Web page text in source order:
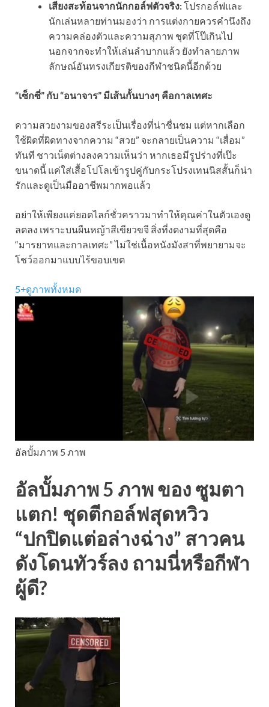
เสียงสะท้อนจากนักกอล์ฟตัวจริง:โปรกอล์ฟและ
นักเล่นหลายท่านมองว่า การแต่งกายควรคำนึงถึง
ความคล่องตัวและความสุภาพ ชุดที่โป๊เกินไป
นอกจากจะทำให้เล่นลำบากแล้ว ยังทำลายภาพ
ลักษณ์อันทรงเกียรติของกีฬาชนิดนี้อีกด้วย
“เซ็กซี่” กับ “อนาจาร” มีเส้นกั้นบางๆ คือกาลเทศะ
ความสวยงามของสรีระเป็นเรื่องที่น่าชื่นชม แต่หากเลือก
ใช้ผิดที่ผิดทางจากความ “สวย” จะกลายเป็นความ “เสื่อม”
ทันที ชาวเน็ตต่างลงความเห็นว่า หากเธอมีรูปร่างที่เป๊ะ
ขนาดนี้ แค่ใส่เสื้อโปโลเข้ารูปคู่กับกระโปรงเทนนิสสั้นก็น่า
รักและดูเป็นมืออาชีพมากพอแล้ว
อย่าให้เพียงแค่ยอดไลก์ชั่วคราวมาทำให้คุณค่าในตัวเองดู
ลดลง เพราะบนผืนหญ้าสีเขียวขจี สิ่งที่งดงามที่สุดคือ
“มารยาทและกาลเทศะ” ไม่ใช่เนื้อหนังมังสาที่พยายามจะ
โชว์ออกมาแบบไร้ขอบเขต
5+ดูภาพทั้งหมด
อัลบั้มภาพ 5 ภาพ
อัลบั้มภาพ 5 ภาพ ของ ซูมตา
แตก! ชุดตีกอล์ฟสุดหวิว
“ปกปิดแต่อล่างฉ่าง” สาวคน
ดังโดนทัวร์ลง ถามนี่หรือกีฬา
ผู้ดี?